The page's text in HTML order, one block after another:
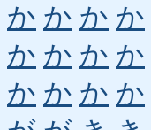
か か か か
か か か か
か か か か